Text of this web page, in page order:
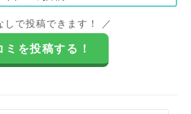
しで投稿できます！ ／
ミを投稿する！